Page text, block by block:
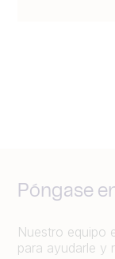
Póngase
Nuestro equipo
para ayudarle y